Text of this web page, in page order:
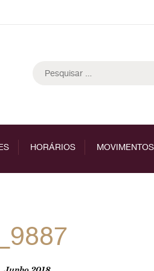
por:
HORÁRIOS